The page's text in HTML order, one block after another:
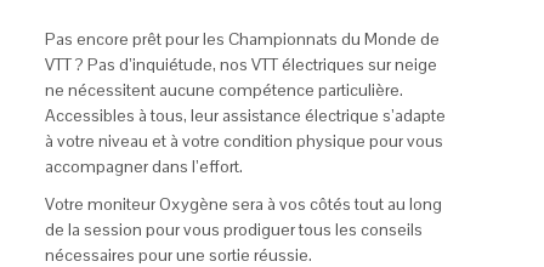
Pas encore prêt pour les Championnats du Monde de
VTT ? Pas d’inquiétude, nos VTT électriques sur neige
ne nécessitent aucune compétence particulière.
Accessibles à tous, leur assistance électrique s’adapte
à votre niveau et à votre condition physique pour vous
accompagner dans l’effort.
Votre moniteur Oxygène sera à vos côtés tout au long
de la session pour vous prodiguer tous les conseils
nécessaires pour une sortie réussie.